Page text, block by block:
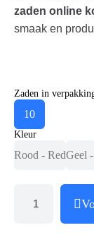
zaden online
smaak en
Zaden in
10
Kleur
Rood - RedGeel